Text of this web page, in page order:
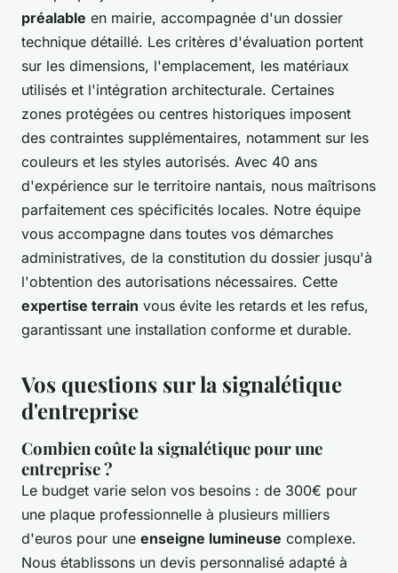
préalable en mairie, accompagnée d'un dossier
technique détaillé. Les critères d'évaluation portent
sur les dimensions, l'emplacement, les matériaux
utilisés et l'intégration architecturale. Certaines
zones protégées ou centres historiques imposent
des contraintes supplémentaires, notamment sur les
couleurs et les styles autorisés. Avec 40 ans
d'expérience sur le territoire nantais, nous maîtrisons
parfaitement ces spécificités locales. Notre équipe
vous accompagne dans toutes vos démarches
administratives, de la constitution du dossier jusqu'à
l'obtention des autorisations nécessaires. Cette
expertise terrain vous évite les retards et les refus,
garantissant une installation conforme et durable.
Vos questions sur la signalétique
d'entreprise
Combien coûte la signalétique pour une
entreprise ?
Le budget varie selon vos besoins : de 300€ pour
une plaque professionnelle à plusieurs milliers
d'euros pour une enseigne lumineuse complexe.
Nous établissons un devis personnalisé adapté à